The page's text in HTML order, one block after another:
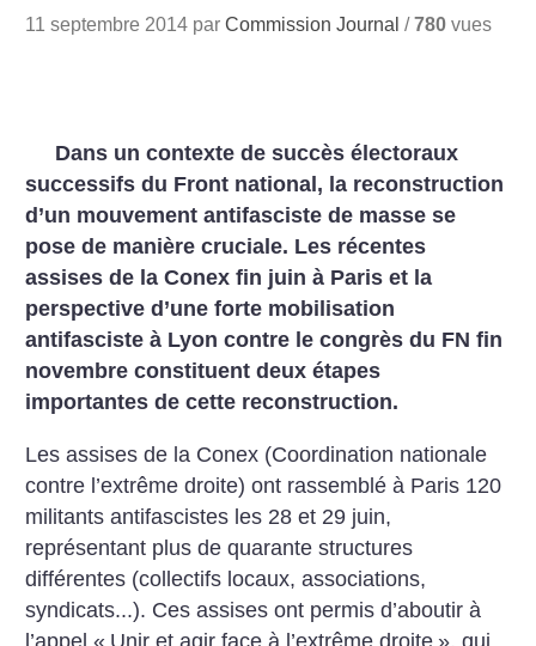
11 septembre 2014 parCommission Journal /780 vues
Dans un contexte de succès électoraux
successifs du Front national, la reconstruction
d’un mouvement antifasciste de masse se
pose de manière cruciale. Les récentes
assises de la Conex fin juin à Paris et la
perspective d’une forte mobilisation
antifasciste à Lyon contre le congrès du FN fin
novembre constituent deux étapes
importantes de cette reconstruction.
Les assises de la Conex (Coordination nationale
contre l’extrême droite) ont rassemblé à Paris 120
militants antifascistes les 28 et 29 juin,
représentant plus de quarante structures
différentes (collectifs locaux, associations,
syndicats...). Ces assises ont permis d’aboutir à
l’appel « Unir et agir face à l’extrême droite », qui